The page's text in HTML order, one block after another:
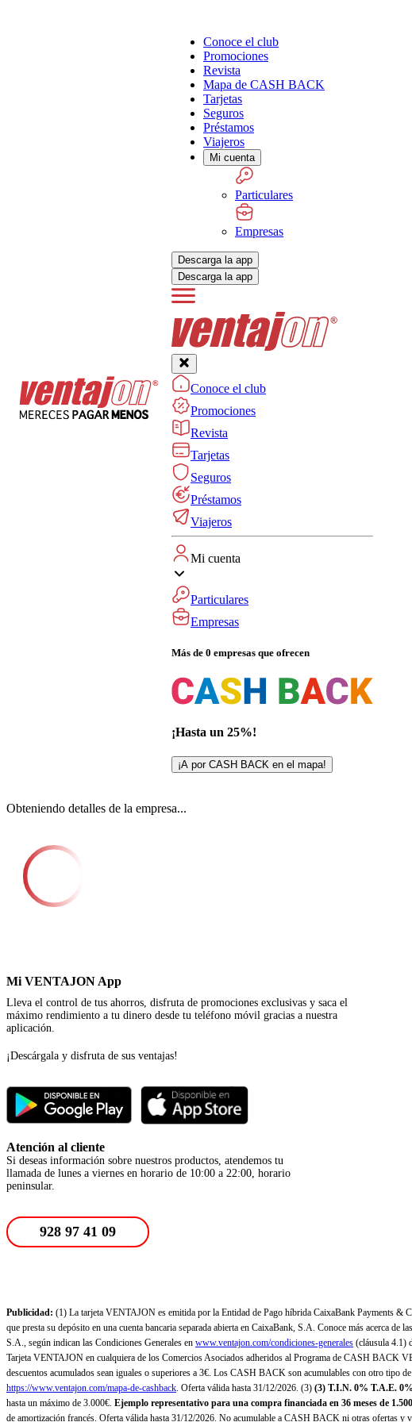
Conoce el club
Promociones
Revista
Mapa de CASH BACK
Tarjetas
Seguros
Préstamos
Viajeros
Mi cuenta
Particulares
Empresas
Descarga la app
Descarga la app
Conoce el club
Promociones
Revista
Tarjetas
Seguros
Préstamos
Viajeros
Mi cuenta
Particulares
Empresas
Más de 0 empresas que ofrecen
¡Hasta un 25%!
¡A por CASH BACK en el mapa!
Obteniendo detalles de la empresa...
Mi VENTAJON App
Lleva el control de tus ahorros, disfruta de promociones exclusivas y saca el
máximo rendimiento a tu dinero desde tu teléfono móvil gracias a nuestra
aplicación.
¡Descárgala y disfruta de sus ventajas!
Atención al cliente
Si deseas información sobre nuestros productos, atendemos tu
llamada de lunes a viernes en horario de 10:00 a 22:00, horario
peninsular.
928 97 41 09
Publicidad: (1) La tarjeta VENTAJON es emitida por la Entidad de Pago híbrida CaixaBank Payments &
que presta su depósito en una cuenta bancaria separada abierta en CaixaBank, S.A. Conoce más acerca de
S.A., según indican las Condiciones Generales en www.ventajon.com/condiciones-generales (cláusula 4.1)
Tarjeta VENTAJON en cualquiera de los Comercios Asociados adheridos al Programa de CASH BACK
descuentos acumulados sean iguales o superiores a 3€. Los CASH BACK son acumulables con otro tipo
https://www.ventajon.com/mapa-de-cashback. Oferta válida hasta 31/12/2026. (3) (3) T.I.N. 0% T.A.E.
hasta un máximo de 3.000€. Ejemplo representativo para una compra financiada en 36 meses de
de amortización francés. Oferta válida hasta 31/12/2026. No acumulable a CASH BACK ni otras ofertas y